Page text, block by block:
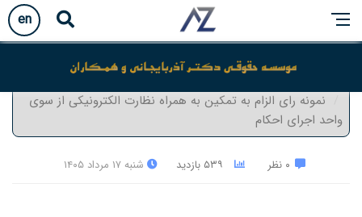
en
آخرین تحولات حقوقی
نمونه رای الزام به تمکین به همراه نظارت الکترونیکی از سوی
واحد اجرای احکام
شنبه ۱۷ مرداد ۱۴۰۵